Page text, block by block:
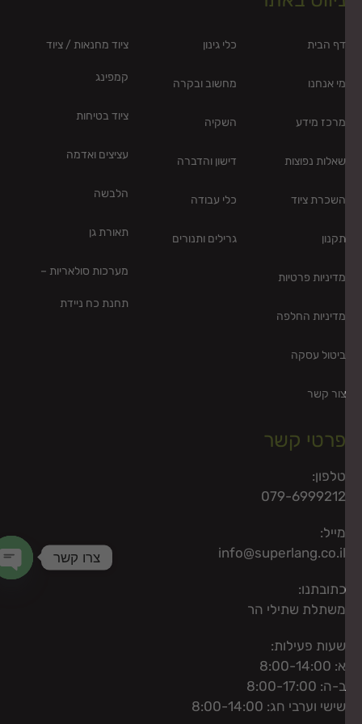
דף הבית
מי אנחנו
מרכז מידע
שאלות נפוצות
השכרת ציוד
תקנון
מדיניות פרטיות
מדיניות החלפה
ביטול עסקה
צור קשר
כלי גינון
מחשוב ובקרה
השקיה
דישון והדברה
כלי עבודה
גרילים ותנורים
ציוד מחנאות / ציוד
קמפינג
ציוד בטיחות
עציצים ואדמה
הלבשה
תאורת גן
מערכות סולאריות –
תחנת כח ניידת
פרטי קשר
טלפון:
079-6999212
מייל:
info@superlang.co.il
כתובתנו:
משתלת שתילי הר
שעות פעילות:
ב-ה: 8:00-17:00
שישי וערבי חג: 8:00-14:00
צרו קשר